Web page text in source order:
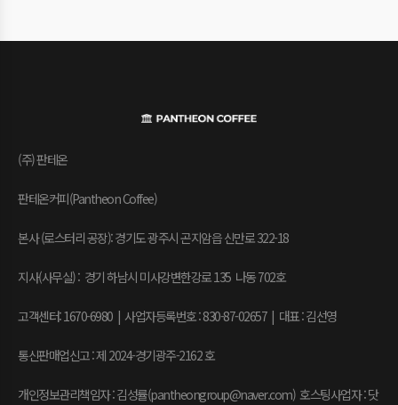
(주) 판테온
판테온커피(Pantheon Coffee)
본사 (로스터리 공장): 경기도 광주시 곤지암읍 신만로 322-18
지사(사무실) : 경기 하남시 미사강변한강로 135 나동 702호
고객센터: 1670-6980 | 사업자등록번호 : 830-87-02657 | 대표 : 김선영
통신판매업신고 : 제 2024-경기광주-2162 호
개인정보관리책임자 : 김성률(pantheongroup@naver.com) 호스팅사업자 : 닷